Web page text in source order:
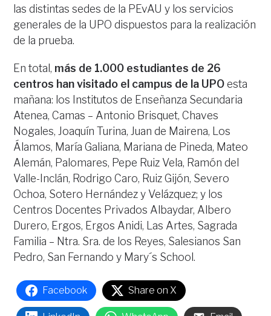
las distintas sedes de la PEvAU y los servicios
generales de la UPO dispuestos para la realización
de la prueba.
En total, más de 1.000 estudiantes de 26
centros han visitado el campus de la UPOesta
mañana: los Institutos de Enseñanza Secundaria
Atenea, Camas – Antonio Brisquet, Chaves
Nogales, Joaquín Turina, Juan de Mairena, Los
Álamos, María Galiana, Mariana de Pineda, Mateo
Alemán, Palomares, Pepe Ruiz Vela, Ramón del
Valle-Inclán, Rodrigo Caro, Ruiz Gijón, Severo
Ochoa, Sotero Hernández y Velázquez; y los
Centros Docentes Privados Albaydar, Albero
Durero, Ergos, Ergos Anidi, Las Artes, Sagrada
Familia – Ntra. Sra. de los Reyes, Salesianos San
Pedro, San Fernando y Mary´s School.
Facebook Share on X